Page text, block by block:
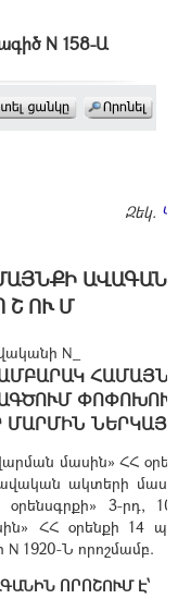
N 158-Ա
Զեկ.
Շ ՈՒ Մ
N_
ՄԱՐՄԻՆ
մասին» ՀՀ
ակտերի
3-րդ,
ՀՀ օրենքի 14
N 1920-Ն որոշմամբ.
ՈՐՈՇՈՒՄ Է՝